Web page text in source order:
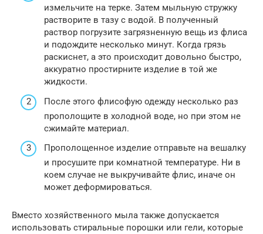
измельчите на терке. Затем мыльную стружку
растворите в тазу с водой. В полученный
раствор погрузите загрязненную вещь из флиса
и подождите несколько минут. Когда грязь
раскиснет, а это происходит довольно быстро,
аккуратно простирните изделие в той же
жидкости.
После этого флисофую одежду несколько раз
прополощите в холодной воде, но при этом не
сжимайте материал.
Прополощенное изделие отправьте на вешалку
и просушите при комнатной температуре. Ни в
коем случае не выкручивайте флис, иначе он
может деформироваться.
Вместо хозяйственного мыла также допускается
использовать стиральные порошки или гели, которые